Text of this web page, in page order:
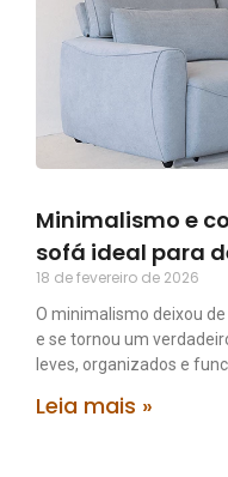
Minimalismo e
sofá ideal para
18 de fevereiro de 2026
O minimalismo deixou
e se tornou um
leves, organizados e
Leia mais »